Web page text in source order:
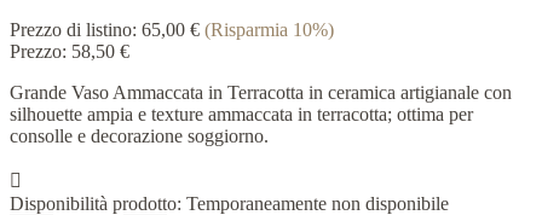
Prezzo di listino: 65,00 € (Risparmia 10%)
Prezzo: 58,50 €
Grande Vaso Ammaccata in Terracotta in ceramica artigianale con
silhouette ampia e texture ammaccata in terracotta; ottima per
consolle e decorazione soggiorno.

Disponibilità prodotto: Temporaneamente non disponibile